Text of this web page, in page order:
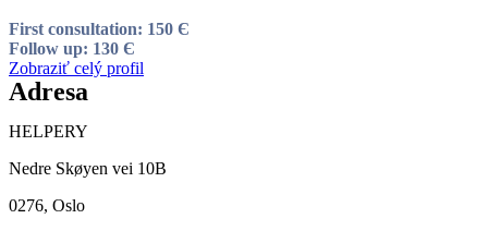
First consultation: 150 Є
Follow up: 130 Є
Zobraziť celý profil
Adresa
HELPERY
Nedre Skøyen vei 10B
0276, Oslo